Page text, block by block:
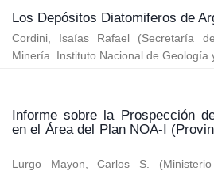
Los Depósitos Diatomiferos de
Cordini, Isaías Rafael (Secretaría
Minería. Instituto Nacional de Geología
Informe sobre la Prospección
en el Área del Plan NOA-I
Lurgo Mayon, Carlos S. (